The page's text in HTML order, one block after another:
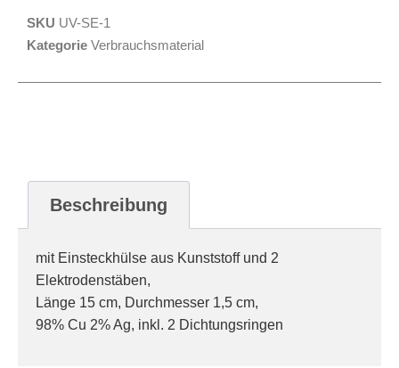
SKU UV-SE-1
Kategorie Verbrauchsmaterial
Beschreibung
mit Einsteckhülse aus Kunststoff und 2
Elektrodenstäben,
Länge 15 cm, Durchmesser 1,5 cm,
98% Cu 2% Ag, inkl. 2 Dichtungsringen